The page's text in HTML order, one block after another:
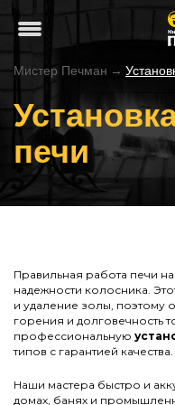
Мистер Печман →
печи
Правильная работа печи
надежности колосника.
и удаление золы, поэтому
горения и долговечность
профессиональную
типов с гарантией качества.
Наши мастера быстро и
домах, банях и